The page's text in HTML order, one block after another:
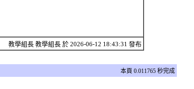
教學組長 教學組長 於 2026-06-12 18:43:31 發布
本頁 0.011765 秒完成